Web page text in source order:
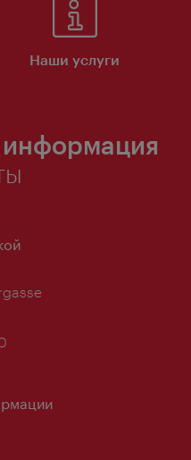
Наши услуги
информация